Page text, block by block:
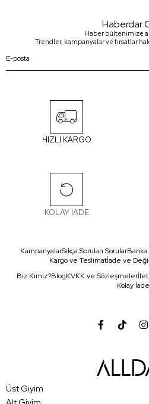
Haberdar
Haber bültenimize
Trendler, kampanyalar ve fırsatlar
HIZLI KARGO
KOLAY İADE
KampanyalarSıkça Sorulan Sorular
Kargo ve Teslimatİade ve
Biz Kimiz?BlogKVKK ve Sözleşmeler
Kolay İade
Üst Giyim